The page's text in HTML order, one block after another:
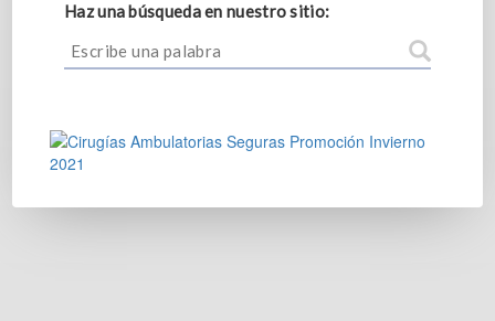
Haz una búsqueda en nuestro sitio: